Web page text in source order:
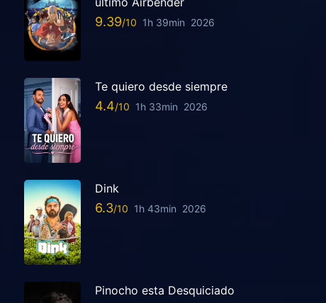
9.39 1h 39min 2026
Te quiero desde siempre
4.4 1h 33min 2026
Dink
6.3 1h 43min 2026
Pinocho esta Desquiciado